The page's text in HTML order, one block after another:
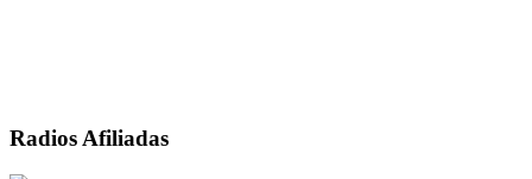
Radios Afiliadas